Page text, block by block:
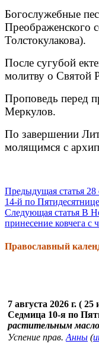
Богослужебные
Преображенского
Толстокулакова).
После сугубой
молитву о Святой
Проповедь перед
Меркулов.
По завершении
молящимся с
Продолжить
чтение
Предыдущая статья 28
14-й по Пятидесятнице
Следующая статья В
принесение ковчега с
Православный
7 августа 2026 г. (
Седмица 10-я по
растительным
Успение прав. Анны (